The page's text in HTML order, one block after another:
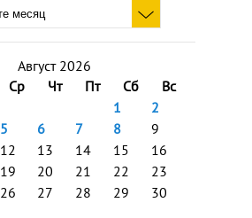
Август 2026
Ср Чт Пт Сб
Вс
1
2
5 6 7 8
9
12 13 14 15
16
19 20 21 22
23
26 27 28 29
30